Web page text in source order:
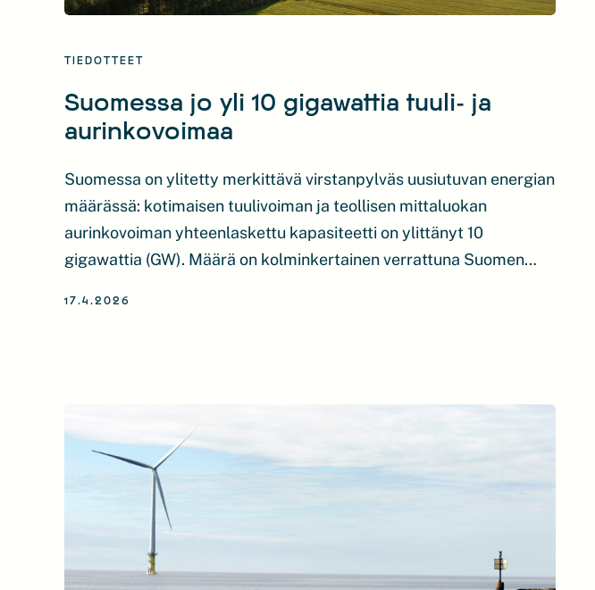
TIEDOTTEET
Suomessa jo yli 10 gigawattia tuuli- ja
aurinkovoimaa
Suomessa on ylitetty merkittävä virstanpylväs uusiutuvan energian
määrässä: kotimaisen tuulivoiman ja teollisen mittaluokan
aurinkovoiman yhteenlaskettu kapasiteetti on ylittänyt 10
gigawattia (GW). Määrä on kolminkertainen verrattuna Suomen
17.4.2026